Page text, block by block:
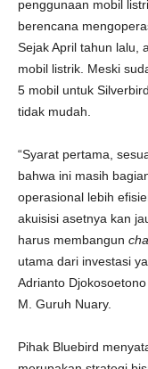
penggunaan mobil
berencana
Sejak April tahun lalu,
mobil listrik. Meski
5 mobil untuk
tidak mudah.
“Syarat pertama,
bahwa ini masih
operasional lebih
akuisisi asetnya kan
harus membangun
utama dari investasi
Adrianto
M. Guruh Nuary.
Pihak Bluebird